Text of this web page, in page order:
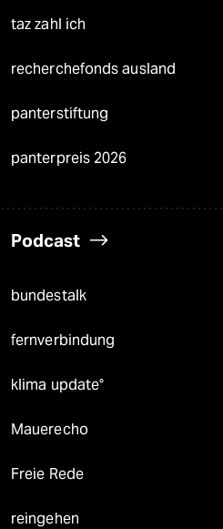
taz zahl ich
recherchefonds ausland
panterstiftung
panterpreis 2026
Podcast
bundestalk
fernverbindung
klima update°
Mauerecho
Freie Rede
reingehen